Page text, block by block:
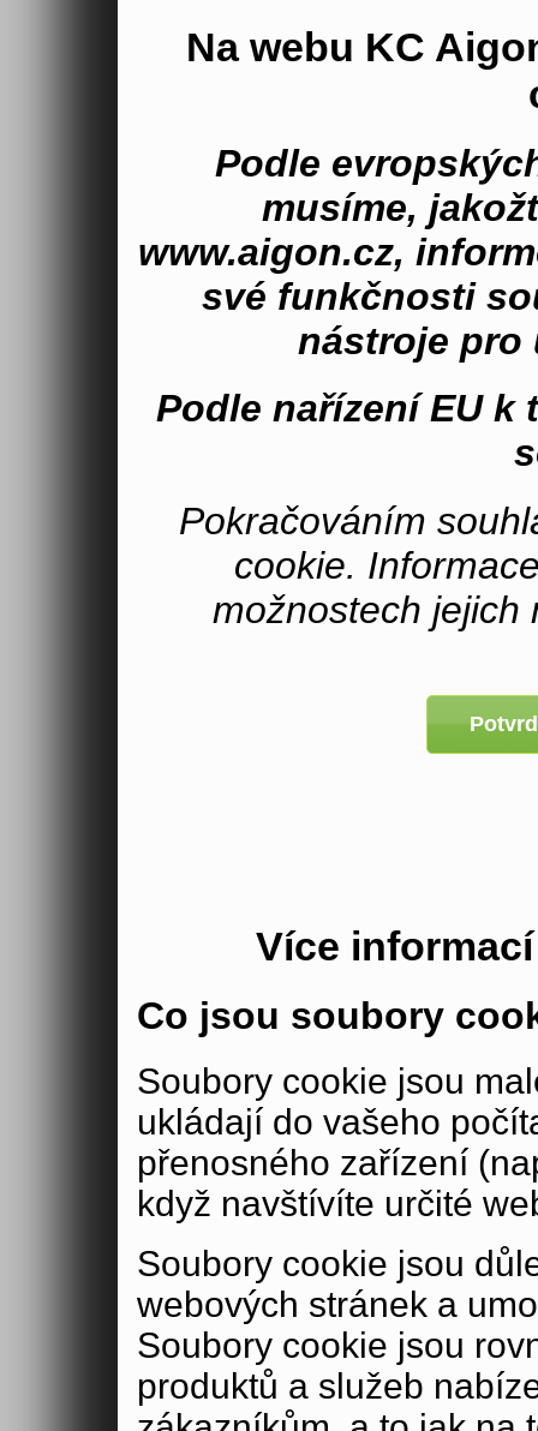
Na webu KC
Podle
musíme,
www.aigon.cz,
své funkčnosti
nástroje pro
Podle nařízení EU k
Pokračováním
cookie.
možnostech jejich
Více
Co jsou soubory
Soubory cookie jsou
ukládají do vašeho
přenosného zařízení
když navštívíte určité
Soubory cookie jsou
webových stránek a
Soubory cookie jsou
produktů a služeb